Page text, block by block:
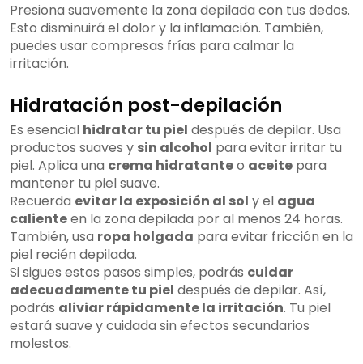
Presiona suavemente la zona depilada con tus dedos.
Esto disminuirá el dolor y la inflamación. También,
puedes usar compresas frías para calmar la
irritación.
Hidratación post-depilación
Es esencial hidratar tu piel después de depilar. Usa
productos suaves y sin alcohol para evitar irritar tu
piel. Aplica una crema hidratanteo aceite para
mantener tu piel suave.
Recuerda evitar la exposición al sol y el agua
calienteen la zona depilada por al menos 24 horas.
También, usa ropa holgada para evitar fricción en la
piel recién depilada.
Si sigues estos pasos simples, podrás cuidar
adecuadamente tu piel después de depilar. Así,
podrás aliviar rápidamente la irritación. Tu piel
estará suave y cuidada sin efectos secundarios
molestos.